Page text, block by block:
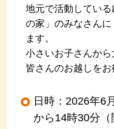
地元で活動してい
の家」のみなさん
ます。
小さいお子さんか
皆さんのお越しをお
日時：2026年6
から14時30分（